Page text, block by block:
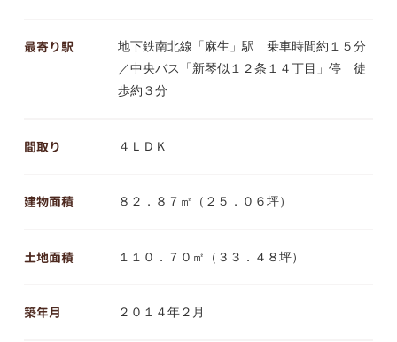
最寄り駅
地下鉄南北線「麻生」駅 乗車時間約１５分
／中央バス「新琴似１２条１４丁目」停 徒
歩約３分
間取り ４ＬＤＫ
建物面積 ８２．８７㎡（２５．０６坪）
土地面積 １１０．７０㎡（３３．４８坪）
築年月 ２０１４年２月